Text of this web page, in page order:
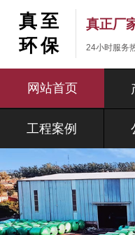
真至
环保
真正厂
24小时服务
网站首页
工程案例